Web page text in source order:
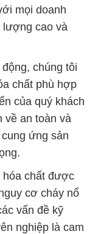
mọi doanh
lượng cao và
chúng tôi
chất phù hợp
của quý khách
về an toàn và
ứng sản
hóa chất được
cơ cháy nổ
vấn đề kỹ
nghiệp là cam